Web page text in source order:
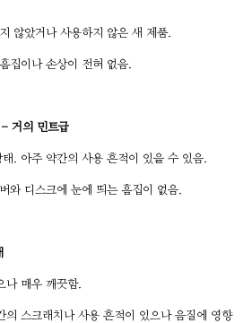
않았거나 사용하지 않은 새 제품.
집이나 손상이 전혀 없음.
의 민트급
. 아주 약간의 사용 흔적이 있을 수 있음.
와 디스크에 눈에 띄는 흠집이 없음.
나 매우 깨끗함.
의 스크래치나 사용 흔적이 있으나 음질에 영향